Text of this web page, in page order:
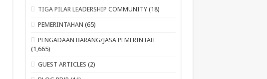
TIGA PILAR LEADERSHIP COMMUNITY (18)
PEMERINTAHAN (65)
PENGADAAN BARANG/JASA PEMERINTAH
(1,665)
GUEST ARTICLES (2)